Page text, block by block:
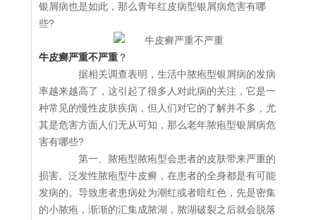
银屑病也是如此，那么青年红皮病型银屑病危害有哪
些?
牛皮癣严重不严重 ？
据相关调查表明，生活中脓疱型银屑病的发病
率越来越高了，这引起了很多人对此病的关注，它是一
种常见的慢性皮肤疾病，但人们对它的了解并不多，尤
其是危害方面人们无从可知，那么老年脓疱型银屑病危
害有哪些?
第一、脓疱型脓疱型会患者的皮肤带来严重的
损害。泛发性脓疱型牛皮癣，在患者的全身都是有可能
发病的。导致患者患病处为潮红或者暗红色，先是密集
的小脓疱，渐渐的汇集成脓湖，脓湖破裂之后就会脱落